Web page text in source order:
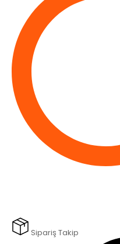
Sipariş Takip